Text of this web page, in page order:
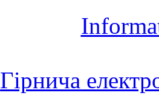
Гірнича